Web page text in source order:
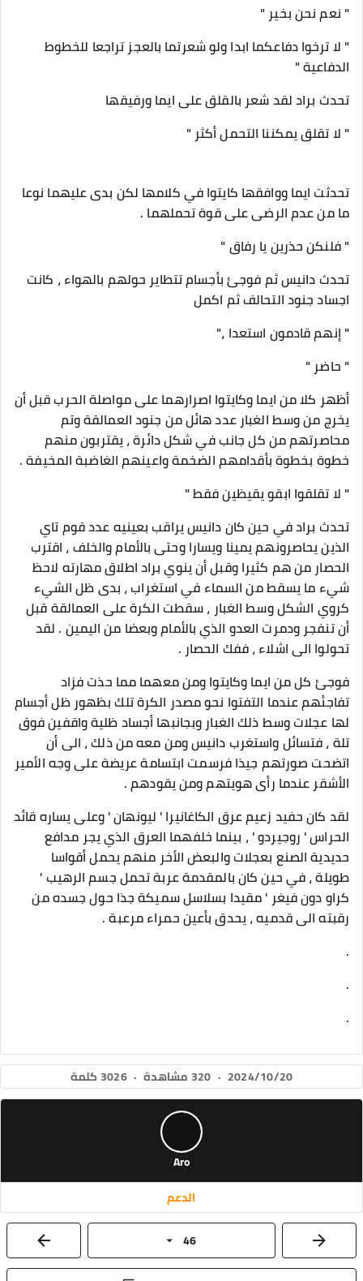
" نعم نحن بخير "
" لا ترخوا دفاعكما ابدا ولو شعرتما بالعجز تراجعا للخطوط
الدفاعية "
تحدث براد لقد شعر بالقلق على ايما ورفيقها
" لا تقلق يمكننا التحمل أكثر "
تحدثت ايما ووافقها كايتوا في كلامها لكن بدى عليهما نوعا
ما من عدم الرضى على قوة تحملهما .
" فلنكن حذرين يا رفاق "
تحدث دانيس ثم فوجئ بأجسام تتطاير حولهم بالهواء ، كانت
اجساد جنود التحالف ثم اكمل
" إنهم قادمون استعدا ،"
" حاضر "
أظهر كلا من ايما وكايتوا اصرارهما على مواصلة الحرب قبل أن
يخرج من وسط الغبار عدد هائل من جنود العمالقة وتم
محاصرتهم من كل جانب في شكل دائرة ، يقتربون منهم
خطوة بخطوة بأقدامهم الضخمة واعينهم الغاضبة المخيفة .
" لا تقلقوا ابقو يقيظين فقط "
تحدث براد في حين كان دانيس يراقب بعينيه عدد قوم تاي
الذين يحاصرونهم يمينا ويسارا وحتى بالأمام والخلف ، اقترب
الحصار من هم كثيرا وقبل أن ينوي براد اطلاق مهارته لاحظ
شيء ما يسقط من السماء في استغراب ، بدى ظل الشيء
كروي الشكل وسط الغبار ، سقطت الكرة على العمالقة قبل
أن تنفجر ودمرت العدو الذي بالأمام وبعضا من اليمين . لقد
تحولوا الى اشلاء ، ففك الحصار .
فوجئ كل من ايما وكايتوا ومن معهما مما حذت فزاد
تفاجئهم عندما التفتوا نحو مصدر الكرة تلك بظهور ظل أجسام
لها عجلات وسط ذلك الغبار وبجانبها أجساد ظلية واقفين فوق
تلة ، فتسائل واستغرب دانيس ومن معه من ذلك ، الى أن
اتضحت صورتهم جيذا فرسمت ابتسامة عريضة على وجه الأمير
الأشقر عندما رأى هويتهم ومن يقودهم .
لقد كان حفيد زعيم عرق الكاغانيرا ' ليونهان ' وعلى يساره قائد
الحراس ' روجيردو ' ، بينما خلفهما العرق الذي يجر مدافع
حديدية الصنع بعجلات والبعض الأخر منهم يحمل أقواسا
طويلة ، في حين كان بالمقدمة عربة تحمل جسم الرهيب '
كراو دون فيغر ' مقيدا بسلاسل سميكة جذا حول جسده من
رقبته الى قدميه ، يحدق بأعين حمراء مرعبة .
.
.
.
2024/10/20
· 320 مشاهدة · 3026 كلمة
Aro
الدعم
46